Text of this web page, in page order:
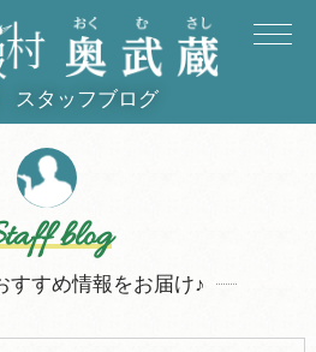
スタッフブログ
blog
すすめ情報をお届け♪